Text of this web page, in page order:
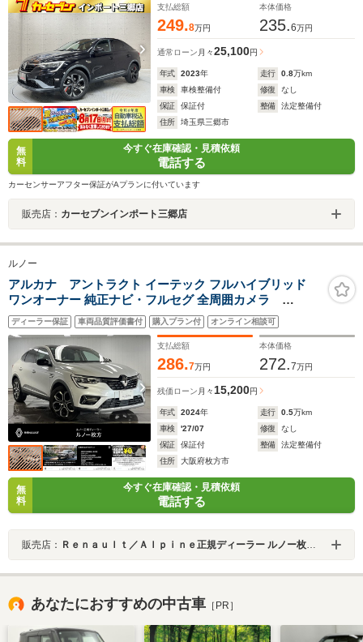
支払総額
249.8万円
本体価格
235.6万円
通常ローン 月々25,100円
年式 2023年 走行 0.8万km
車検
車検整備付 修復
なし
保証
保証付 整備
法定整備付
住所
埼玉県三郷市
無
料
今すぐ在庫確認・見積依頼
電話する
カーセンサーアフター保証がAプランに付いています
販売店： カーセブンインポート三郷店
ルノー
アルカナ アントラクト イーテック フルハイブリッド
ワンオーナー 純正ナビ・フルセグ 全周囲カメラ
AppleCarPlay Bluetooth 衝突被害軽減ブレーキ シ
ートヒーター ステアリングヒーター アダプティブ
クルーズコントロール 新車保証継承
ディーラー保証 車両品質評価書付 購入プラン付 オンライン相談可
支払総額
286.7万円
本体価格
272.7万円
残価ローン 月々 15,200円
年式 2024年 走行 0.5万km
車検
'27/07 修復
なし
保証
保証付 整備
法定整備付
住所
大阪府枚方市
無
料
今すぐ在庫確認・見積依頼
電話する
販売店： Ｒｅｎａｕｌｔ／Ａｌｐｉｎｅ正規ディーラー ルノー枚方・アルピーヌポイント枚方
あなたにおすすめの中古車 ［PR］